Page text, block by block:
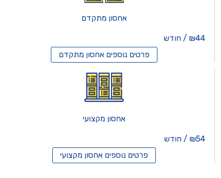
אחסון מתקדם
₪44 / חודש
פרטים נוספיםאחסון מתקדם
אחסון מקצועי
₪54 / חודש
פרטים נוספיםאחסון מקצועי